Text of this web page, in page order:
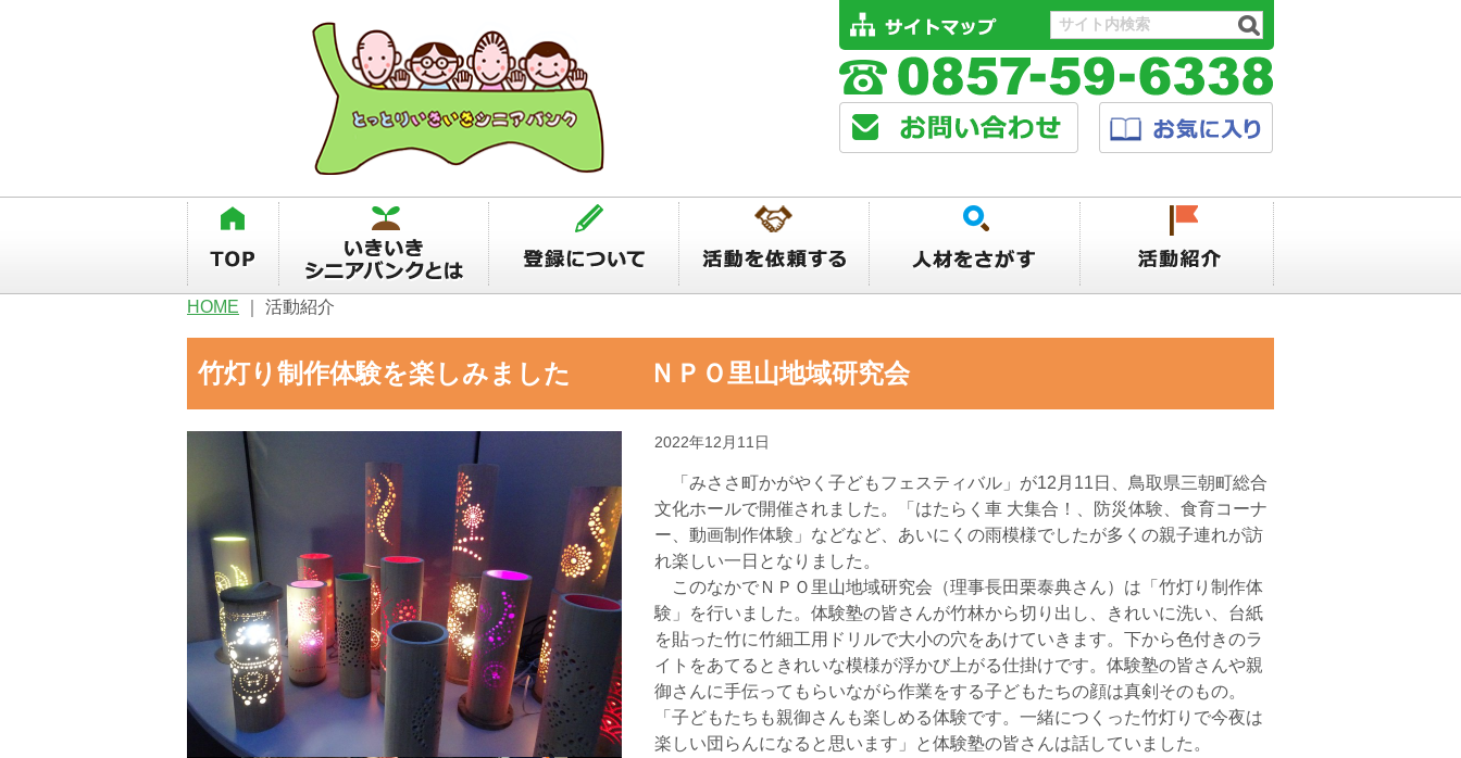
HOME 活動紹介
竹灯り制作体験を楽しみました ＮＰＯ里山地域研究会
2022年12月11日
「みささ町かがやく子どもフェスティバル」が12月11日、鳥取県三朝町総合
文化ホールで開催されました。「はたらく車 大集合！、防災体験、食育コーナ
ー、動画制作体験」などなど、あいにくの雨模様でしたが多くの親子連れが訪
れ楽しい一日となりました。
このなかでＮＰＯ里山地域研究会（理事長田栗泰典さん）は「竹灯り制作体
験」を行いました。体験塾の皆さんが竹林から切り出し、きれいに洗い、台紙
を貼った竹に竹細工用ドリルで大小の穴をあけていきます。下から色付きのラ
イトをあてるときれいな模様が浮かび上がる仕掛けです。体験塾の皆さんや親
御さんに手伝ってもらいながら作業をする子どもたちの顔は真剣そのもの。
「子どもたちも親御さんも楽しめる体験です。一緒につくった竹灯りで今夜は
楽しい団らんになると思います」と体験塾の皆さんは話していました。